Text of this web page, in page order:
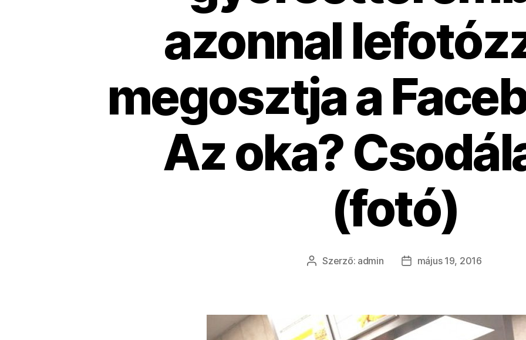
azonnal
megosztja a
Az oka?
(fotó)
Bejegyzés
Szerző: admin
Bejegyzés
május 19, 2016